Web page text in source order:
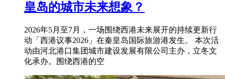
皇岛的城市未来想象？
2026年5月至7月，一场围绕西港未来展开的持续更新行
动「西港议事2026」在秦皇岛国际旅游港发生。 本次活
动由河北港口集团城市建设发展有限公司主办，立冬文
化承办。围绕西港的空